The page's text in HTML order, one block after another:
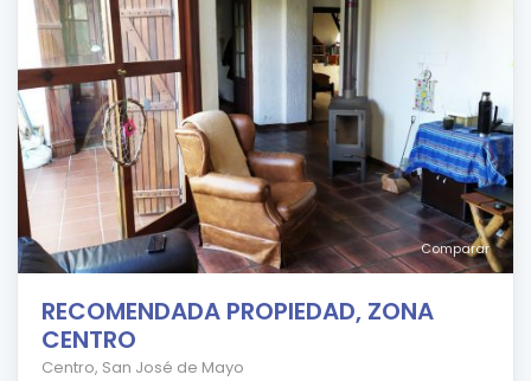
Comparar
RECOMENDADA PROPIEDAD, ZONA
CENTRO
Centro, San José de Mayo